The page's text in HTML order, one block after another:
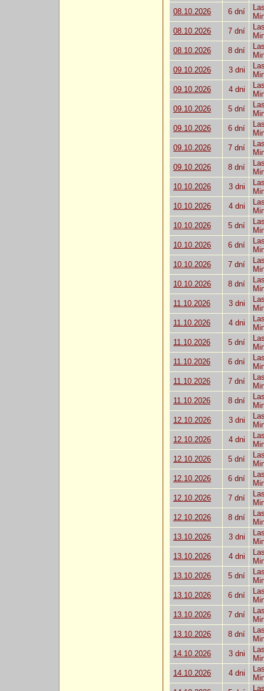
08.10.2026
6 dní
08.10.2026
7 dní
08.10.2026
8 dní
09.10.2026
3 dni
09.10.2026
4 dni
09.10.2026
5 dní
09.10.2026
6 dní
09.10.2026
7 dní
09.10.2026
8 dní
10.10.2026
3 dni
10.10.2026
4 dni
10.10.2026
5 dní
10.10.2026
6 dní
10.10.2026
7 dní
10.10.2026
8 dní
11.10.2026
3 dni
11.10.2026
4 dni
11.10.2026
5 dní
11.10.2026
6 dní
11.10.2026
7 dní
11.10.2026
8 dní
12.10.2026
3 dni
12.10.2026
4 dni
12.10.2026
5 dní
12.10.2026
6 dní
12.10.2026
7 dní
12.10.2026
8 dní
13.10.2026
3 dni
13.10.2026
4 dni
13.10.2026
5 dní
13.10.2026
6 dní
13.10.2026
7 dní
13.10.2026
8 dní
14.10.2026
3 dni
14.10.2026
4 dni